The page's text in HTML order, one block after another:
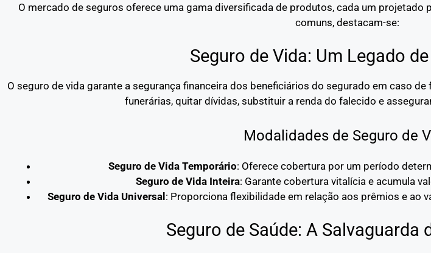
O mercado de seguros oferece uma gama diversificada de produtos, cada um
comuns, destacam-se:
Seguro de Vida: Um Legado
O seguro de vida garante a segurança financeira dos beneficiários do segurado em caso
funerárias, quitar dívidas, substituir a renda do falecido e
Modalidades de Seguro de
Seguro de Vida Temporário: Oferece cobertura por um período
Seguro de Vida Inteira: Garante cobertura vitalícia e acumula
Seguro de Vida Universal: Proporciona flexibilidade em relação aos prêmios e ao
Seguro de Saúde: A Salvaguarda